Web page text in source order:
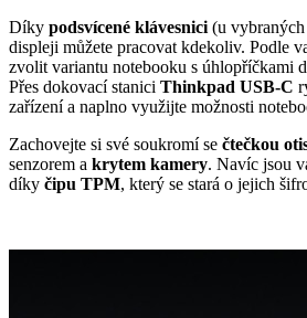
Díky podsvícené klávesnici (u vybraných
displeji můžete pracovat kdekoliv. Podle
zvolit variantu notebooku s úhlopříčkami
Přes dokovací stanici Thinkpad USB-C
zařízení a naplno využijte možnosti
Zachovejte si své soukromí se čtečkou
senzorem a krytem kamery. Navíc jsou
díky čipu TPM, který se stará o jejich